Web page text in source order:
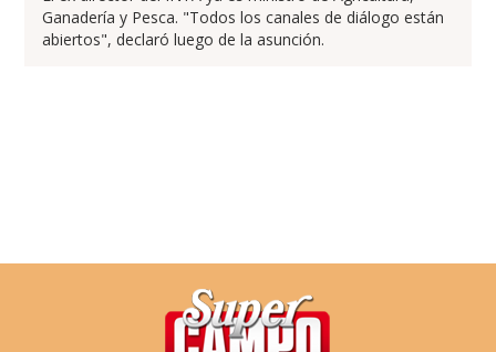
Ganadería y Pesca. "Todos los canales de diálogo están
abiertos", declaró luego de la asunción.